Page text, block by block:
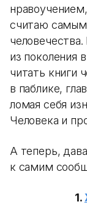
считаю
из поколения
читать книги
в паблике,
ломая себя
Человека и
А теперь,
к самим
1.